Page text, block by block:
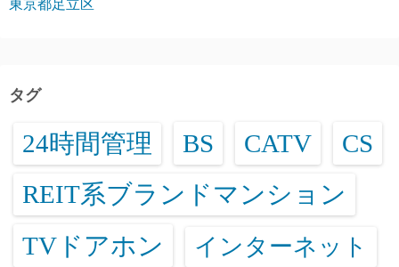
東京都足立区
タグ
24時間管理 BS CATV CS
REIT系ブランドマンション
TVドアホン インターネット